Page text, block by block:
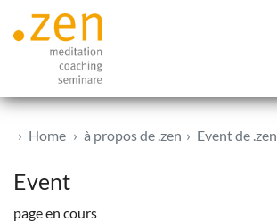
Zum Inhalt springen
Home à propos de .zen Event de .zen
Event
page en cours